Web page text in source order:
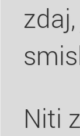
Niti